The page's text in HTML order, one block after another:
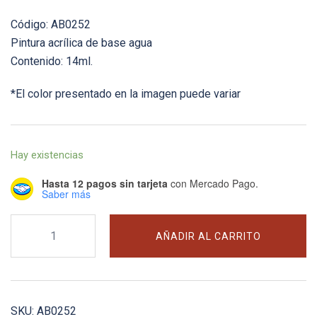
Código: AB0252
Pintura acrílica de base agua
Contenido: 14ml.
*El color presentado en la imagen puede variar
Hay existencias
Hasta 12 pagos sin tarjeta con Mercado Pago.
Saber más
82
Olivgrun
AÑADIR AL CARRITO
SKU: AB0252